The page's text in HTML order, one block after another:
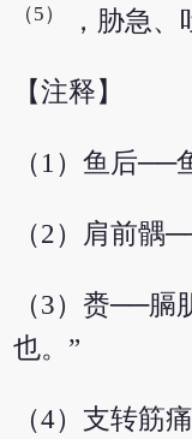
（5） ，胁急、
【注释】
（1）鱼后──
（2）肩前髃
（3）赉──膈
也。”
（4）支转筋